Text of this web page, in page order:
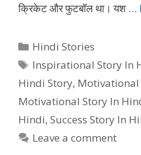
क्रिकेट और फुटबॉल था। यश …
Categories
Hindi Stories
Tags
Inspirational Story In
Hindi Story, Motivational
Motivational Story In
Hindi, Success Story In
Leave a comment